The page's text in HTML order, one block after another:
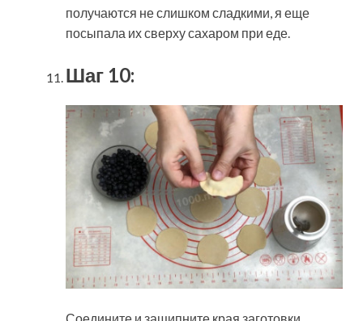
получаются не слишком сладкими, я еще
посыпала их сверху сахаром при еде.
Шаг 10: